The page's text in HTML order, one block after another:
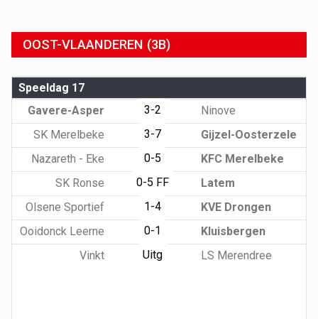
OOST-VLAANDEREN (3B)
Speeldag 17
Gavere-Asper
3-2
Ninove
SK Merelbeke
3-7
Gijzel-Oosterzele
Nazareth - Eke
0-5
KFC Merelbeke
SK Ronse
0-5 FF
Latem
Olsene Sportief
1-4
KVE Drongen
Ooidonck Leerne
0-1
Kluisbergen
Vinkt
Uitg LS Merendree